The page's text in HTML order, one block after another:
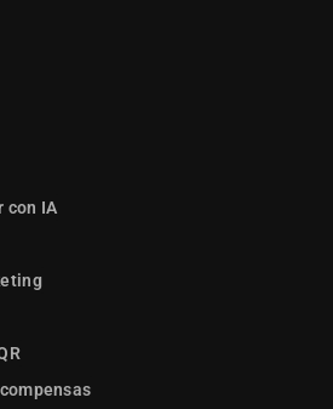
con IA